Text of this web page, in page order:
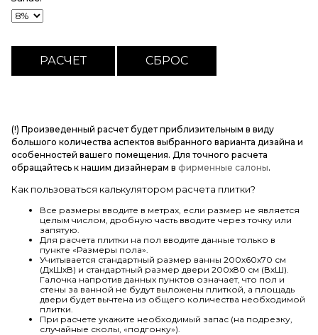
(!) Произведенный расчет будет приблизительным в виду
большого количества аспектов выбранного варианта дизайна и
особенностей вашего помещения. Для точного расчета
обращайтесь к нашим дизайнерам в фирменные салоны.
Как пользоваться калькулятором расчета плитки?
Все размеры вводите в метрах, если размер не является
целым числом, дробную часть вводите через точку или
запятую.
Для расчета плитки на пол вводите данные только в
пункте «Размеры пола».
Учитывается стандартный размер ванны 200х60х70 см
(ДхШхВ) и стандартный размер двери 200х80 см (ВхШ).
Галочка напротив данных пунктов означает, что пол и
стены за ванной не будут выложены плиткой, а площадь
двери будет вычтена из общего количества необходимой
плитки.
При расчете укажите необходимый запас (на подрезку,
случайные сколы, «подгонку»).